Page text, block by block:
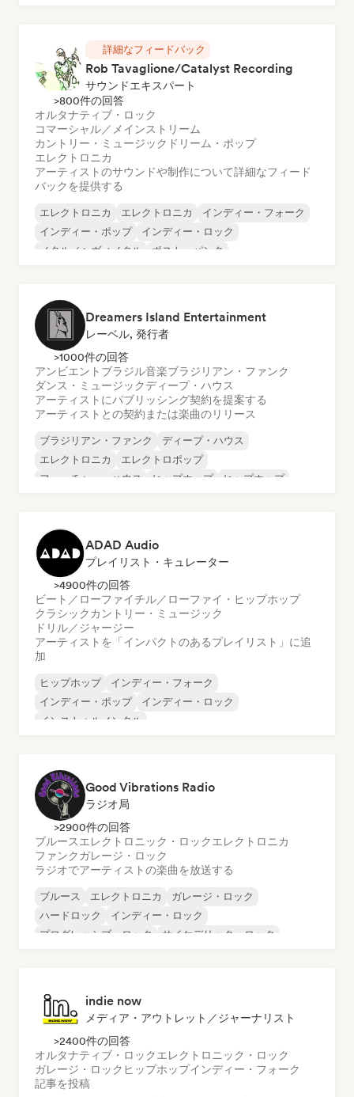
詳細なフィードバック
Rob Tavaglione/Catalyst Recording
サウンドエキスパート
>800件の回答
オルタナティブ・ロック
コマーシャル／メインストリーム
カントリー・ミュージック ドリーム・ポップ
エレクトロニカ
アーティストのサウンドや制作について詳細なフィード
バックを提供する
エレクトロニカ エレクトロニカ
インディー・フォーク
インディー・ポップ
インディー・ロック
メタル／ヘヴィメタル
ポスト・パンク
Dreamers Island Entertainment
レーベル, 発行者
>1000件の回答
アンビエント ブラジル音楽ブラジリアン・ファンク
ダンス・ミュージックディープ・ハウス
アーティストにパブリッシング契約を提案する
アーティストとの契約または楽曲のリリース
ブラジリアン・ファンク
ディープ・ハウス
エレクトロニカ
エレクトロポップ
フューチャー・ハウス
ヒップホップ
ヒップホップ
ADAD Audio
プレイリスト・キュレーター
>4900件の回答
ビート／ローファイチル／ローファイ・ヒップホップ
クラシック カントリー・ミュージック
ドリル／ジャージー
アーティストを「インパクトのあるプレイリスト」に追
加
ヒップホップ
インディー・フォーク
インディー・ポップ
インディー・ロック
インストゥルメンタル
Good Vibrations Radio
ラジオ局
>2900件の回答
ブルースエレクトロニック・ロックエレクトロニカ
ファンクガレージ・ロック
ラジオでアーティストの楽曲を放送する
ブルース エレクトロニカ
ガレージ・ロック
ハードロック
インディー・ロック
プログレッシブ・ロック
サイケデリック・ロック
indie now
メディア・アウトレット／ジャーナリスト
>2400件の回答
オルタナティブ・ロックエレクトロニック・ロック
ガレージ・ロック ヒップホップインディー・フォーク
記事を投稿